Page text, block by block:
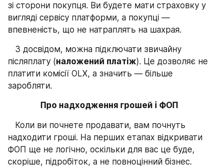
зі сторони покупця. Ви будете мати страховку у
вигляді сервісу платформи, а покупці —
впевненість, що не натраплять на шахрая.
післяплату (наложений платіж). Це дозволяє не
платити комісії OLX, а значить — більше
заробляти.
Про надходження грошей і ФОП
надходити гроші. На перших етапах відкривати
ФОП ще не логічно, оскільки для вас це буде,
скоріше, підробіток, а не повноцінний бізнес.